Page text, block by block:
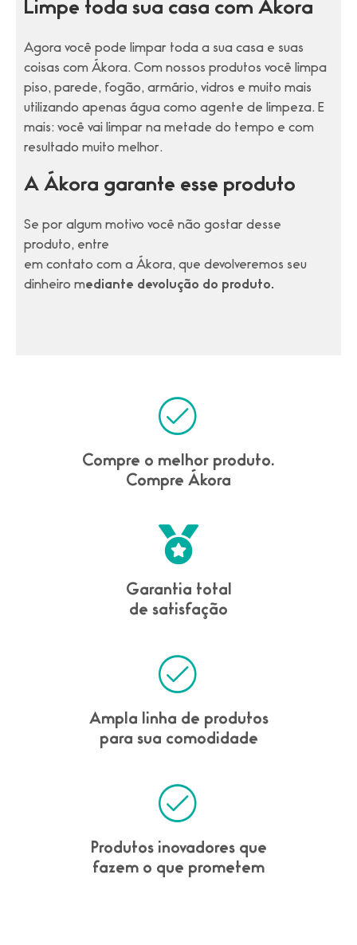
Limpe toda sua casa com Ákora
Agora você pode limpar toda a sua casa e suas
coisas com Ákora. Com nossos produtos você limpa
piso, parede, fogão, armário, vidros e muito mais
utilizando apenas água como agente de limpeza. E
mais: você vai limpar na metade do tempo e com
resultado muito melhor.
A Ákora garante esse produto
Se por algum motivo você não gostar desse
produto, entre
em contato com a Ákora, que devolveremos seu
dinheiro mediante devolução do produto.
Compre o melhor produto.
Compre Ákora
Garantia total
de satisfação
Ampla linha de produtos
para sua comodidade
Produtos inovadores que
fazem o que prometem